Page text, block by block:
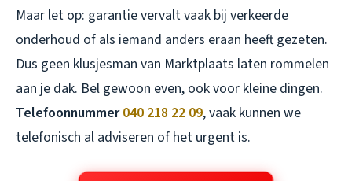
Maar let op: garantie vervalt vaak bij verkeerde
onderhoud of als iemand anders eraan heeft gezeten.
Dus geen klusjesman van Marktplaats laten rommelen
aan je dak. Bel gewoon even, ook voor kleine dingen.
Telefoonnummer040 218 22 09, vaak kunnen we
telefonisch al adviseren of het urgent is.